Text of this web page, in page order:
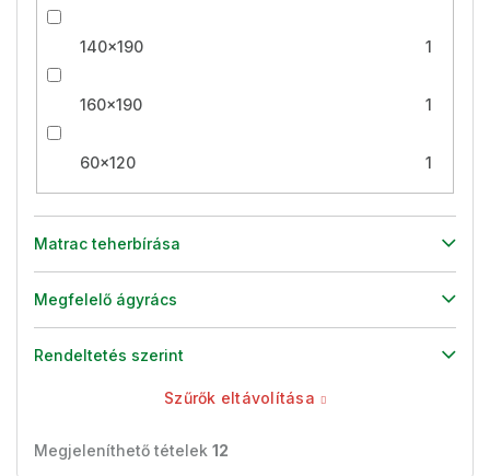
140x190 1
160x190 1
60x120 1
Matrac teherbírása
Megfelelő ágyrács
Rendeltetés szerint
Szűrők eltávolítása
Megjeleníthető tételek 12